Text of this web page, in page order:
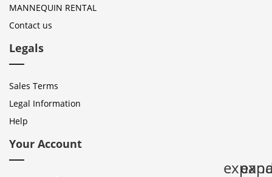
MANNEQUIN RENTAL
Contact us
Legals
Sales Terms
Legal Information
Help
Your Account